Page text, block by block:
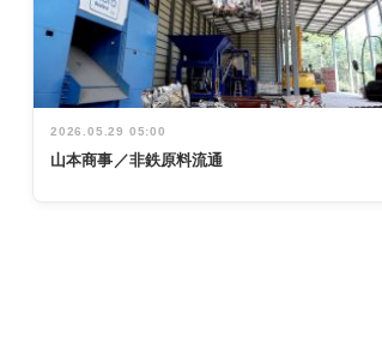
2026.05.29 05:00
山本商事／非鉄原料流通